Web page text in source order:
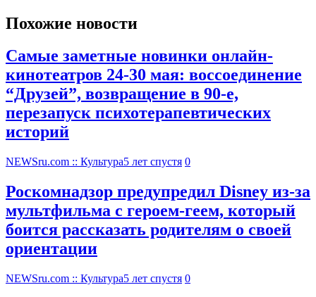
Похожие новости
Самые заметные новинки онлайн-
кинотеатров 24-30 мая: воссоединение
“Друзей”, возвращение в 90-е,
перезапуск психотерапевтических
историй
NEWSru.com :: Культура5 лет спустя 0
Роскомнадзор предупредил Disney из-за
мультфильма c героем-геем, который
боится рассказать родителям о своей
ориентации
NEWSru.com :: Культура5 лет спустя 0